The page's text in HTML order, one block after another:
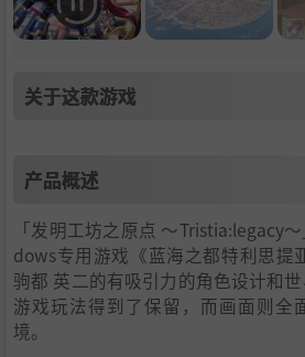
关于这款游戏
产品概述
「发明工坊之原点 ～Tristia:legacy
dows专用游戏《蓝海之都特利思提
驹都 英二的有吸引力的角色设计和
游戏玩法得到了保留，而画面则全
境。